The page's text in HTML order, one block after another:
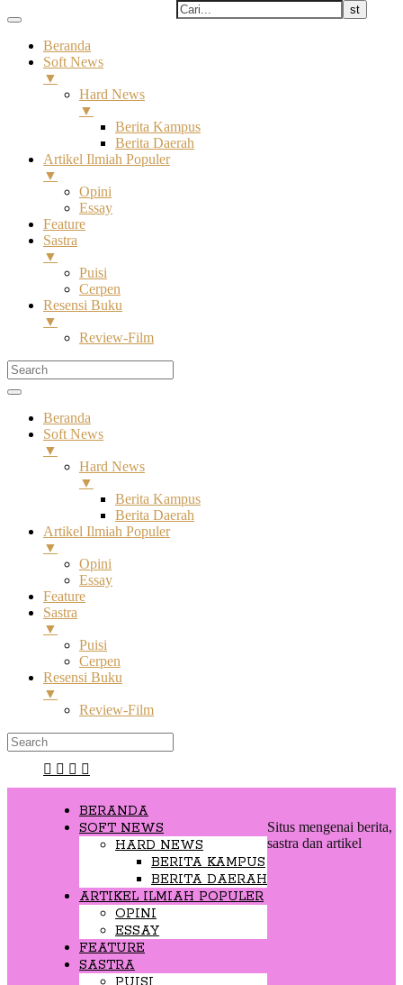
Beranda
Soft News
▼
Hard News
▼
Berita Kampus
Berita Daerah
Artikel Ilmiah Populer
▼
Opini
Essay
Feature
Sastra
▼
Puisi
Cerpen
Resensi Buku
▼
Review-Film
Beranda
Soft News
▼
Hard News
▼
Berita Kampus
Berita Daerah
Artikel Ilmiah Populer
▼
Opini
Essay
Feature
Sastra
▼
Puisi
Cerpen
Resensi Buku
▼
Review-Film
BERANDA
SOFT NEWS
HARD NEWS
BERITA KAMPUS
BERITA DAERAH
ARTIKEL ILMIAH POPULER
OPINI
ESSAY
FEATURE
SASTRA
Situs mengenai berita,
sastra dan artikel